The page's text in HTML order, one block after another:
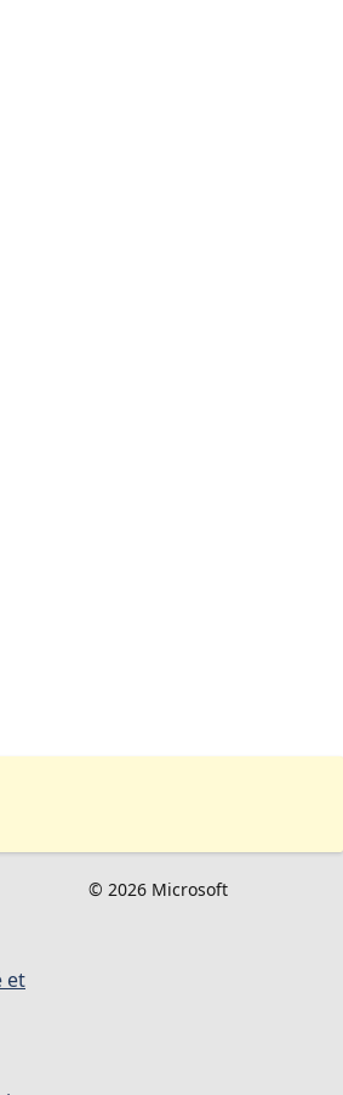
et
© 2026 Microsoft